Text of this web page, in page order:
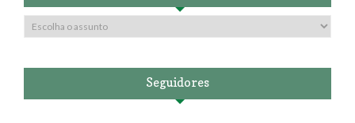
Seguidores